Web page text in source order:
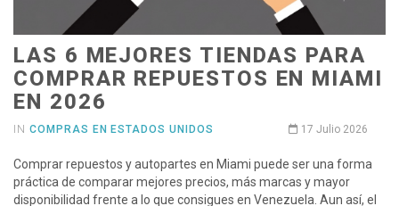
LAS 6 MEJORES TIENDAS PARA
COMPRAR REPUESTOS EN MIAMI
EN 2026
IN COMPRAS EN ESTADOS UNIDOS 17 Julio 2026
Comprar repuestos y autopartes en Miami puede ser una forma
práctica de comparar mejores precios, más marcas y mayor
disponibilidad frente a lo que consigues en Venezuela. Aun así, el